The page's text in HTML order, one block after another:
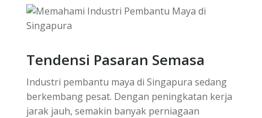
Tendensi Pasaran Semasa
Industri pembantu maya di Singapura sedang
berkembang pesat. Dengan peningkatan kerja
jarak jauh, semakin banyak perniagaan